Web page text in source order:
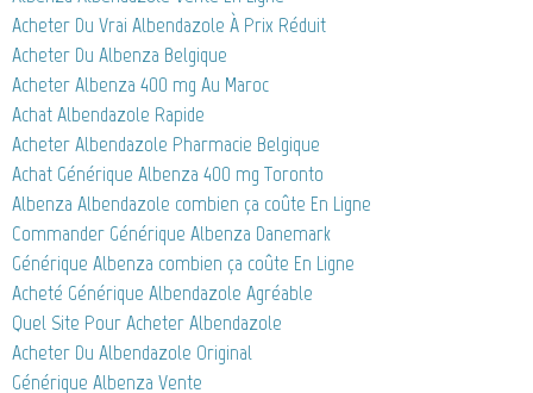
Acheter Du Vrai Albendazole À Prix Réduit
Acheter Du Albenza Belgique
Acheter Albenza 400 mg Au Maroc
Achat Albendazole Rapide
Acheter Albendazole Pharmacie Belgique
Achat Générique Albenza 400 mg Toronto
Albenza Albendazole combien ça coûte En Ligne
Commander Générique Albenza Danemark
Générique Albenza combien ça coûte En Ligne
Acheté Générique Albendazole Agréable
Quel Site Pour Acheter Albendazole
Acheter Du Albendazole Original
Générique Albenza Vente